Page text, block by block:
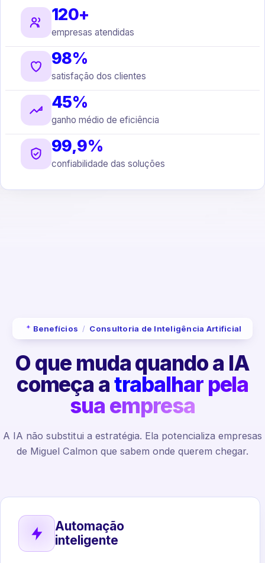
120+
empresas atendidas
98%
satisfação dos clientes
45%
ganho médio de eficiência
99,9%
confiabilidade das soluções
Benefícios / Consultoria de Inteligência Artificial
O que muda quando a IA
começa atrabalhar pela
sua empresa
A IA não substitui a estratégia. Ela potencializa empresas
de Miguel Calmon que sabem onde querem chegar.
Automação
inteligente